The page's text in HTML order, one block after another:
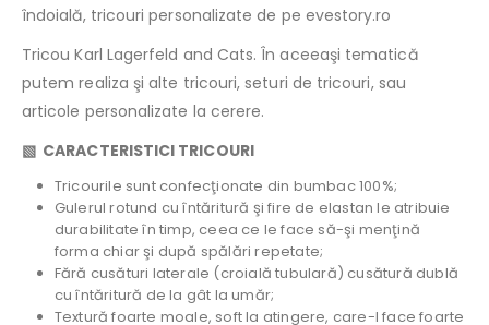
îndoială, tricouri personalizate de pe evestory.ro
Tricou Karl Lagerfeld and Cats. În aceeaşi tematică
putem realiza şi alte tricouri, seturi de tricouri, sau
articole personalizate la cerere.
▧ CARACTERISTICI TRICOURI
Tricourile sunt confecţionate din bumbac 100%;
Gulerul rotund cu întăritură şi fire de elastan le atribuie
durabilitate în timp, ceea ce le face să-şi menţină
forma chiar şi după spălări repetate;
Fără cusături laterale (croială tubulară) cusătură dublă
cu întăritură de la gât la umăr;
Textură foarte moale, soft la atingere, care-l face foarte